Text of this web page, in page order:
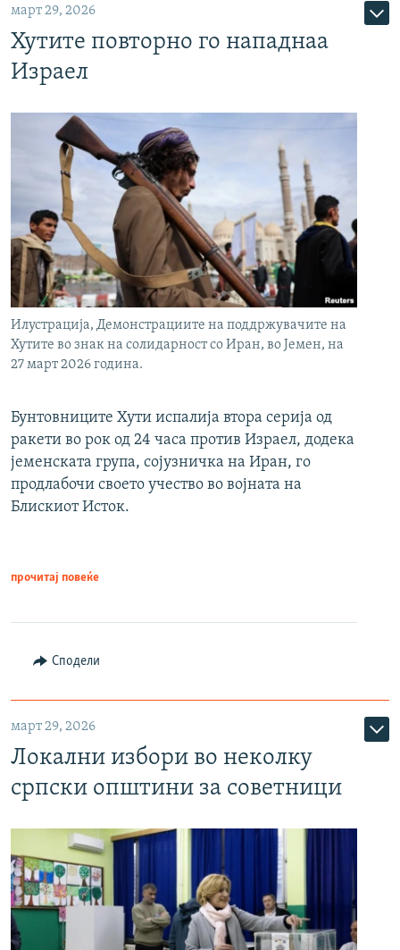
март 29, 2026
Хутите повторно го нападнаа
Израел
Илустрација, Демонстрациите на поддржувачите на
Хутите во знак на солидарност со Иран, во Јемен, на
27 март 2026 година.
Бунтовниците Хути испалија втора серија од
ракети во рок од 24 часа против Израел, додека
јеменската група, сојузничка на Иран, го
продлабочи своето учество во војната на
Блискиот Исток.
прочитај повеќе
Сподели
март 29, 2026
Локални избори во неколку
српски општини за советници